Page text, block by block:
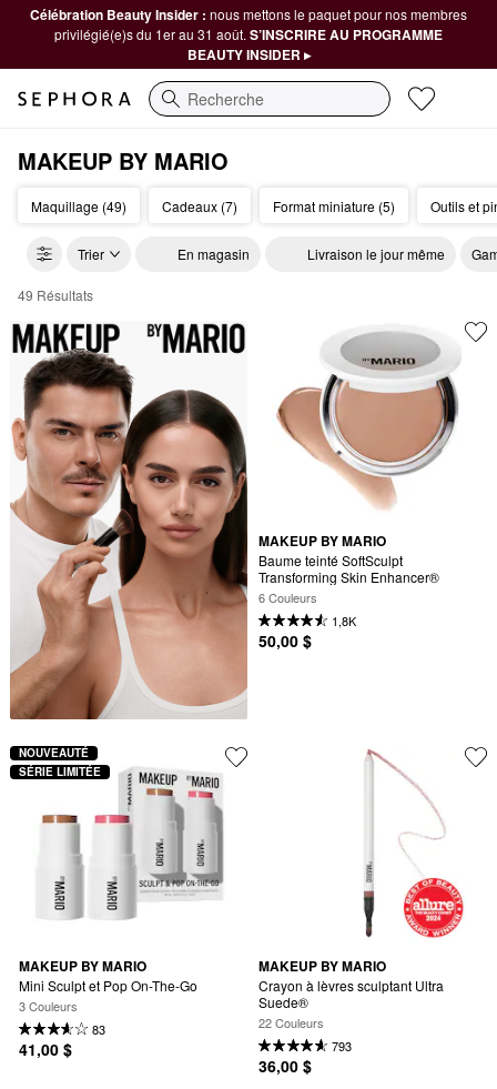
Célébration Beauty Insider : nous mettons le paquet pour nos membres
privilégié(e)s du 1er au 31 août. S’INSCRIRE AU PROGRAMME
BEAUTY INSIDER ▸
Recherche
MAKEUP BY MARIO
Maquillage (49) Cadeaux (7) Format miniature (5) Outils et
Trier En magasin Livraison le jour même
Makeup by Mario
49 Résultats
MAKEUP BY MARIO
Baume teinté SoftSculpt
Transforming Skin Enhancer®
6 Couleurs
1,8K
50,00 $
MAKEUP BY MARIO
Mini Sculpt et Pop On-The-Go
3 Couleurs
83
41,00 $
NOUVEAUTÉ
SÉRIE LIMITÉE
MAKEUP BY MARIO
Crayon à lèvres sculptant Ultra
Suede®
22 Couleurs
793
36,00 $